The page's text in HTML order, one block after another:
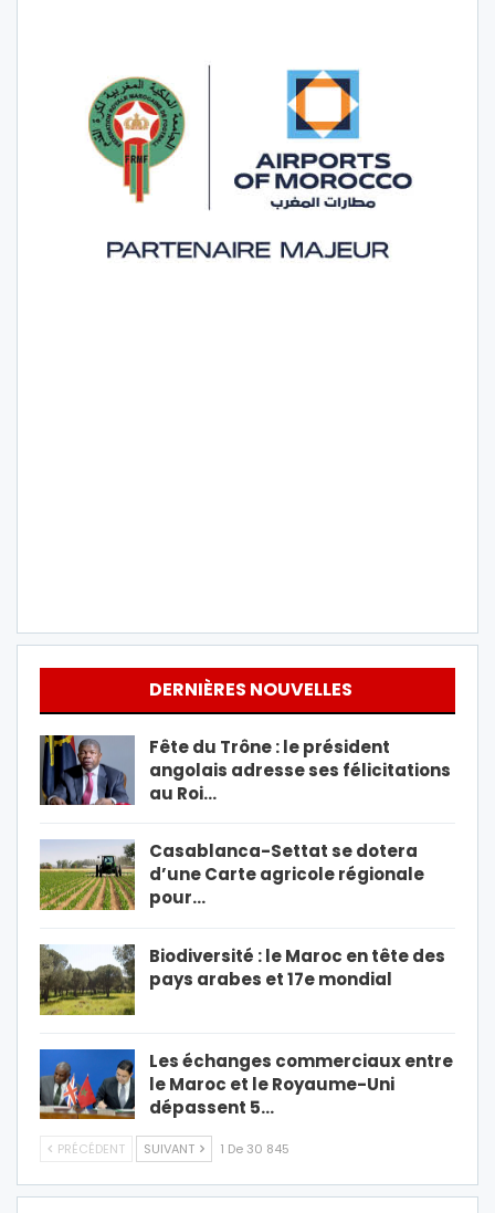
DERNIÈRES NOUVELLES
Fête du Trône : le président
angolais adresse ses félicitations
au Roi…
Casablanca-Settat se dotera
d’une Carte agricole régionale
pour…
Biodiversité : le Maroc en tête des
pays arabes et 17e mondial
Les échanges commerciaux entre
le Maroc et le Royaume-Uni
dépassent 5…
PRÉCÉDENT SUIVANT 1 De 30 845